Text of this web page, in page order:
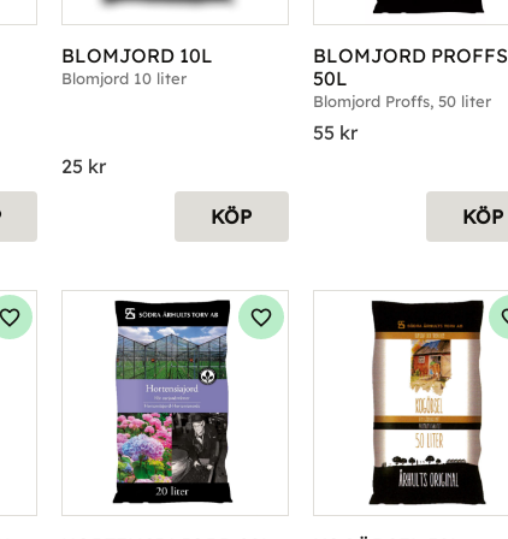
BLOMJORD 10L
Blomjord 10 liter
25 kr
KÖP
BLOMJORD PROFFS
50L
Blomjord Proffs, 50 liter
55 kr
KÖP
Lägg till i favoriter Lägg till i favoriter